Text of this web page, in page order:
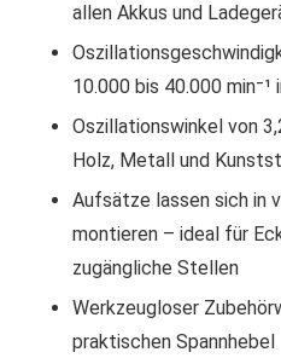
allen Akkus und
10.000 bis 40.000
Oszillationswinkel von
Holz, Metall und
Aufsätze lassen sich in
montieren – ideal für
zugängliche Stellen
Werkzeugloser
praktischen Spannhebel